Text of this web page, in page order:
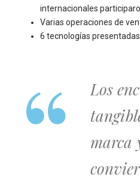
internacionales
Varias operaciones de
6 tecnologías presentadas.
Los
marca